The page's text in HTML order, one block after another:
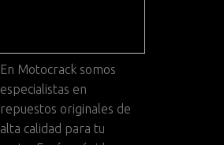
En Motocrack somos
especialistas en
repuestos originales de
alta calidad para tu